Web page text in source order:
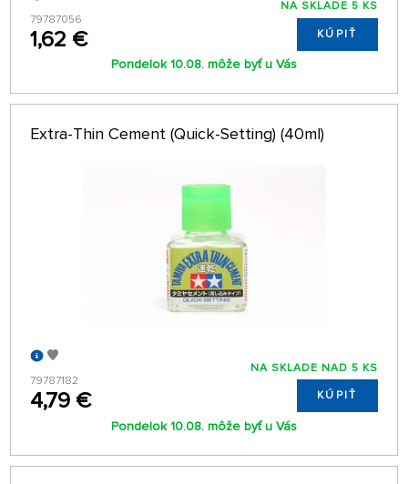
79787056
1,62 €
NA SKLADE 5 KS
KÚPIŤ
Pondelok 10.08. môže byť u Vás
Extra-Thin Cement (Quick-Setting) (40ml)
79787182
4,79 €
NA SKLADE NAD 5 KS
KÚPIŤ
Pondelok 10.08. môže byť u Vás